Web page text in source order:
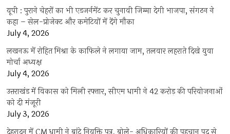
यूपी : पुराने चेहरों का भी एडजर्नमेंट कर चुनावी जिम्मा देगी भाजपा, संगठन ने
कहा – सेल-प्रोजेक्ट और कमेटियों में देंगे मौका
July 4, 2026
लखनऊ में रोहित मिश्रा के काफिले ने लगाया जाम, तलवार लहराते दिखे युवा
मोर्चा अध्यक्ष
July 4, 2026
उत्तराखंड में विकास को मिली रफ्तार, सीएम धामी ने 42 करोड़ की परियोजनाओं
को दी मंजूरी
July 3, 2026